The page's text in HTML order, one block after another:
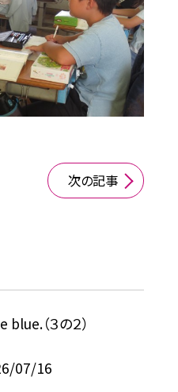
次の記事
blue.（３の２）
07/16